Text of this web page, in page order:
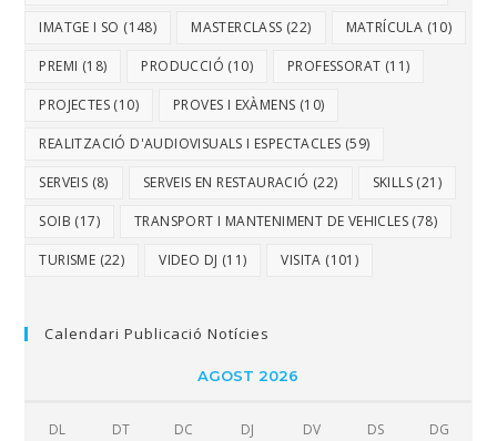
IMATGE I SO (148) MASTERCLASS (22) MATRÍCULA (10)
PREMI (18) PRODUCCIÓ (10) PROFESSORAT (11)
PROJECTES (10) PROVES I EXÀMENS (10)
REALITZACIÓ D'AUDIOVISUALS I ESPECTACLES (59)
SERVEIS (8) SERVEIS EN RESTAURACIÓ (22) SKILLS (21)
SOIB (17) TRANSPORT I MANTENIMENT DE VEHICLES (78)
TURISME (22) VIDEO DJ (11) VISITA (101)
Calendari Publicació Notícies
AGOST 2026
DL DT DC DJ DV DS DG